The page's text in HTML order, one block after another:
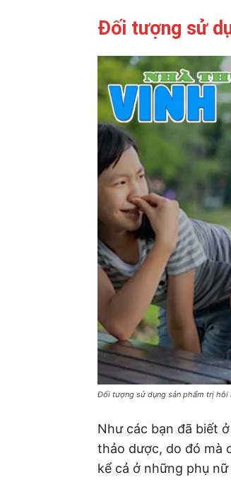
Đối tượng sử
Đối tượng sử dụng sản phẩm trị hôi
Như các bạn đã biết
thảo dược, do đó mà
kể cả ở những phụ